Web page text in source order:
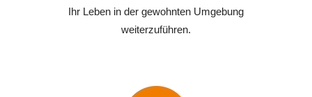
Ihr Leben in der gewohnten Umgebung
weiterzuführen.